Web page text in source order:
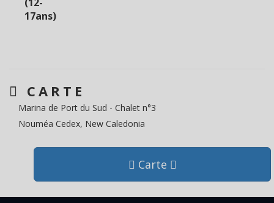
17ans)
CARTE
Marina de Port du Sud - Chalet n°3
Nouméa Cedex, New Caledonia
Carte